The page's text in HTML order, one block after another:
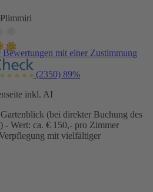
mit einer Zustimmung
(2350) 89%
inkl. AI
(bei direkter Buchung des
Wert: ca. € 150,- pro Zimmer
mit vielfältiger